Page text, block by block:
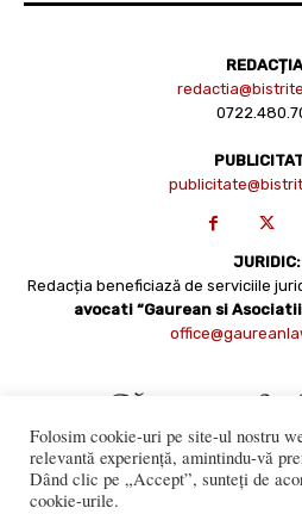
JURIDIC:
Redacția beneficiază de serviciile
avocati “Gaurean si
Folosim cookie-uri pe site-ul nostru
relevantă experiență, amintindu-vă
Dând clic pe „Accept”, sunteți de
cookie-urile.